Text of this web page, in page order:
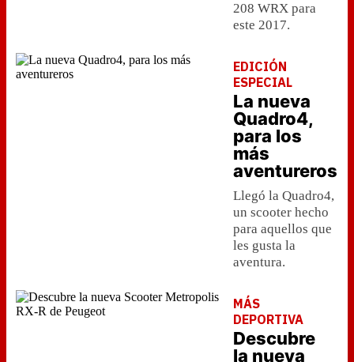
208 WRX para
este 2017.
EDICIÓN
ESPECIAL
La nueva
Quadro4,
para los
más
aventureros
Llegó la Quadro4,
un scooter hecho
para aquellos que
les gusta la
aventura.
MÁS
DEPORTIVA
Descubre
la nueva